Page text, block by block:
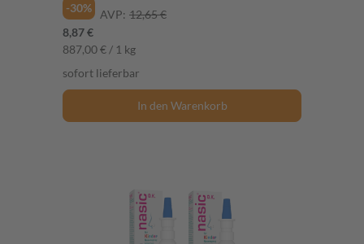
-30% AVP: 12,65 €
8,87 €
887,00 € / 1 kg
sofort lieferbar
In den Warenkorb